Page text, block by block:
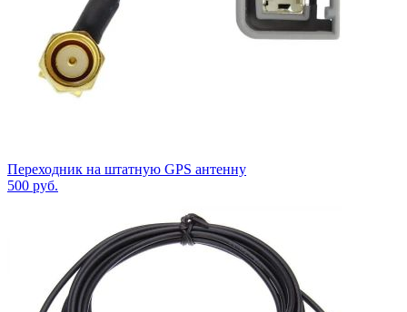
Переходник на штатную GPS антенну
500 руб.